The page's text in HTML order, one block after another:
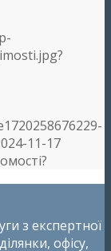
11-17
з експертної
офісу,